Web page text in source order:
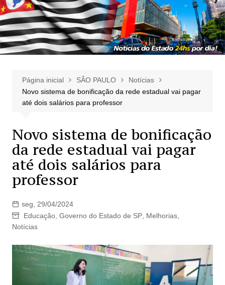
Página inicial SÃO PAULO
Notícias
Novo sistema de bonificação da rede estadual vai pagar
até dois salários para professor
Novo sistema de bonificação
da rede estadual vai pagar
até dois salários para
professor
seg, 29/04/2024
Educação, Governo do Estado de SP, Melhorias,
Notícias